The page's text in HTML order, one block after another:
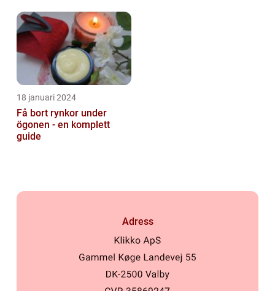
18 januari 2024
Få bort rynkor under
ögonen - en komplett
guide
Adress